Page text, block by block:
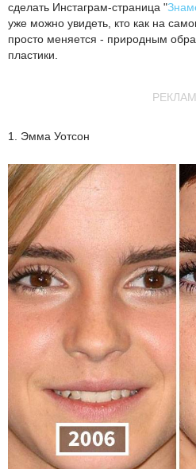
сделать Инстаграм-страница "
уже можно увидеть, кто как на
просто меняется - природным
пластики.
1. Эмма Уотсон